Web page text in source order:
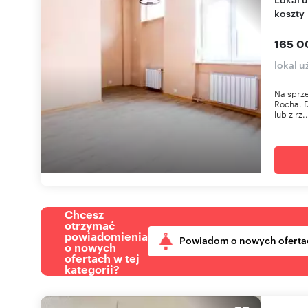
koszty
165
lokal
Na
Rocha.
lub z
Chcesz
otrzymać
powiadomienia
o nowych
ofertach w tej
kategorii?
Powiadom o nowych